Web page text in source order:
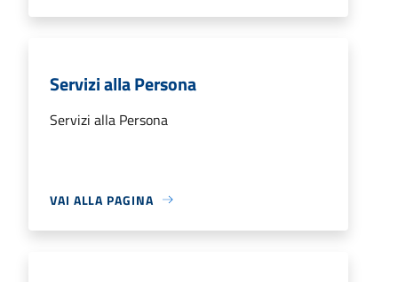
Servizi alla Persona
Servizi alla Persona
VAI ALLA PAGINA